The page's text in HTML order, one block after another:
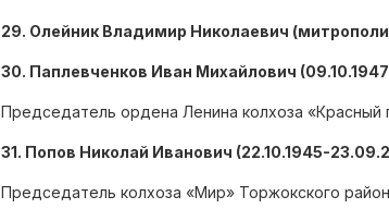
29. Олейник Владимир Николаевич
30. Паплевченков Иван Михайлович
Председатель ордена Ленина колхоза «Красный
31. Попов Николай Иванович (22.10.1945-
Председатель колхоза «Мир» Торжокского